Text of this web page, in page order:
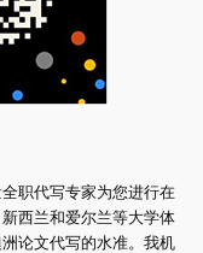
职代写专家为您进行在
西兰和爱尔兰等大学体
论文代写的水准。我机